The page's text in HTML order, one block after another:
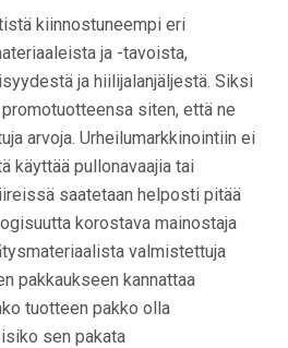
kiinnostuneempi eri
ja -tavoista,
ja hiilijalanjäljestä. Siksi
siten, että ne
arvoja. Urheilumarkkinointiin ei
käyttää pullonavaajia tai
saatetaan helposti pitää
korostava mainostaja
valmistettuja
pakkaukseen kannattaa
tuotteen pakko olla
sen pakata